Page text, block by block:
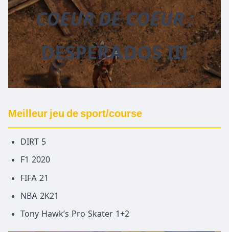
COEUR DE COEUR :
DESPERADOS III
Meilleur jeu de sport/course
DIRT 5
F1 2020
FIFA 21
NBA 2K21
Tony Hawk’s Pro Skater 1+2